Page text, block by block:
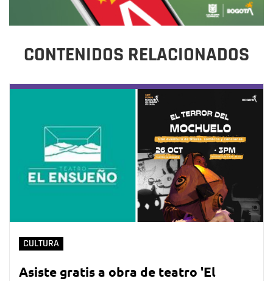
CONTENIDOS RELACIONADOS
CULTURA
Asiste gratis a obra de teatro 'El